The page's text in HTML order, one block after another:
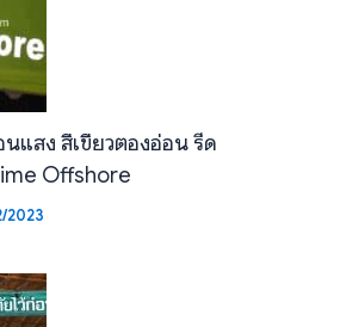
แสง สีเขียวตองอ่อน รีด
Offshore
2023